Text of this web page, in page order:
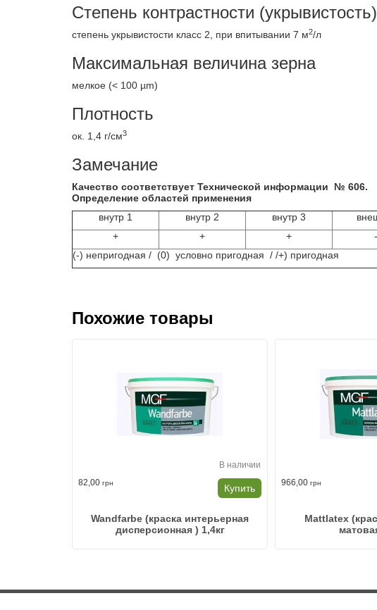
Степень контрастности (укрывистость)
степень укрывистости класс 2, при впитывании 7 м2/л
Максимальная величина зерна
мелкое (< 100 µm)
Плотность
ок. 1,4 г/cм3
Замечание
Качество соответствует Технической информации № 606.
Определение областей применения
внутр 1
внутр 2 внутр 3
+
+ + -
(-) непригодная / (0) условно пригодная / /+) пригодная
Похожие товары
В наличии
82,00 грн Купить
Wandfarbe (краска интерьерная
дисперсионная ) 1,4кг
966,00 грн
Mattlatex